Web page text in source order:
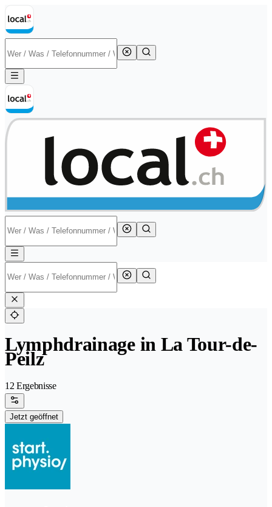
Lymphdrainage in La Tour-de-
Peilz
12 Ergebnisse
Jetzt geöffnet